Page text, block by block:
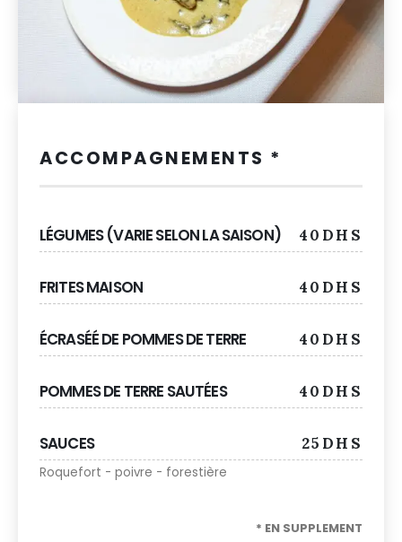
ACCOMPAGNEMENTS *
LÉGUMES (VARIE SELON LA SAISON) 40DHS
FRITES MAISON 40DHS
ÉCRASÉÉ DE POMMES DE TERRE 40DHS
POMMES DE TERRE SAUTÉES 40DHS
SAUCES 25DHS
Roquefort - poivre - forestière
* EN SUPPLEMENT